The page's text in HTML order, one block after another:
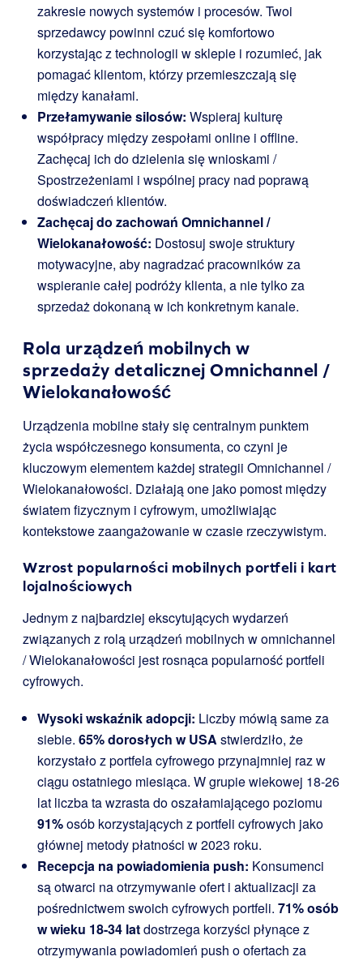
zakresie nowych systemów i procesów. Twoi
sprzedawcy powinni czuć się komfortowo
korzystając z technologii w sklepie i rozumieć, jak
pomagać klientom, którzy przemieszczają się
między kanałami.
Przełamywanie silosów: Wspieraj kulturę
współpracy między zespołami online i offline.
Zachęcaj ich do dzielenia się wnioskami /
Spostrzeżeniami i wspólnej pracy nad poprawą
doświadczeń klientów.
Zachęcaj do zachowań Omnichannel /
Wielokanałowość: Dostosuj swoje struktury
motywacyjne, aby nagradzać pracowników za
wspieranie całej podróży klienta, a nie tylko za
sprzedaż dokonaną w ich konkretnym kanale.
Rola urządzeń mobilnych w
sprzedaży detalicznej Omnichannel /
Wielokanałowość
Urządzenia mobilne stały się centralnym punktem
życia współczesnego konsumenta, co czyni je
kluczowym elementem każdej strategii Omnichannel /
Wielokanałowości. Działają one jako pomost między
światem fizycznym i cyfrowym, umożliwiając
kontekstowe zaangażowanie w czasie rzeczywistym.
Wzrost popularności mobilnych portfeli i kart
lojalnościowych
Jednym z najbardziej ekscytujących wydarzeń
związanych z rolą urządzeń mobilnych w omnichannel
/ Wielokanałowości jest rosnąca popularność portfeli
cyfrowych.
Wysoki wskaźnik adopcji: Liczby mówią same za
siebie. 65% dorosłych w USA stwierdziło, że
korzystało z portfela cyfrowego przynajmniej raz w
ciągu ostatniego miesiąca. W grupie wiekowej 18-26
lat liczba ta wzrasta do oszałamiającego poziomu
91%osób korzystających z portfeli cyfrowych jako
głównej metody płatności w 2023 roku.
Recepcja na powiadomienia push: Konsumenci
są otwarci na otrzymywanie ofert i aktualizacji za
pośrednictwem swoich cyfrowych portfeli. 71% osób
w wieku 18-34 latdostrzega korzyści płynące z
otrzymywania powiadomień push o ofertach za